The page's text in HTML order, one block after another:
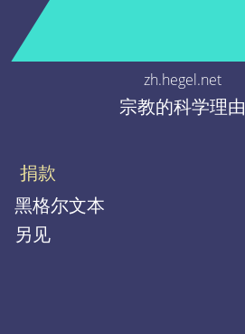
zh.hegel.net
宗教的科学理由
捐款
黑格尔文本
另见